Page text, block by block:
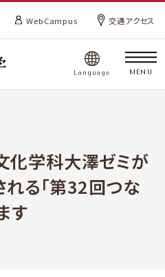
WebCampus 交通アクセス
Language MENU
化学科大澤ゼミが
る「第32回つな
す